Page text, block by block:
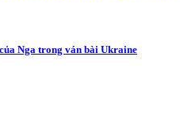
Nga trong ván bài Ukraine